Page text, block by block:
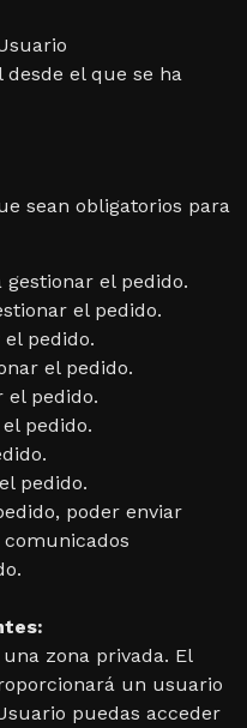
el que se ha
sean obligatorios para
el pedido.
el pedido.
pedido.
el pedido.
el pedido.
pedido.
pedido.
poder enviar
zona privada. El
un usuario
puedas acceder